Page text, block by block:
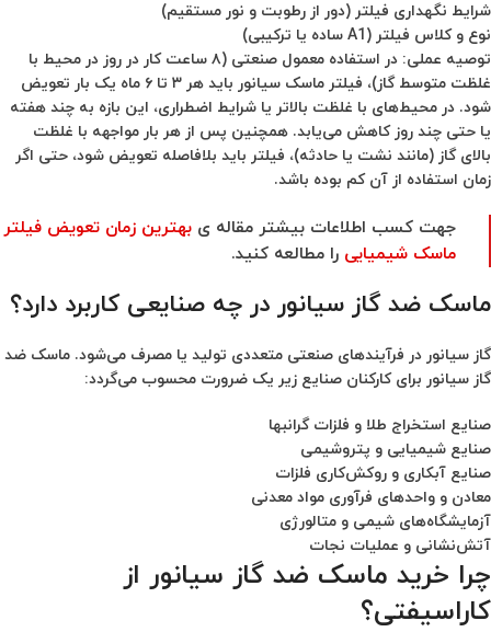
شرایط نگهداری فیلتر (دور از رطوبت و نور مستقیم)
نوع و کلاس فیلتر (A1 ساده یا ترکیبی)
توصیه عملی:
در استفاده معمول صنعتی (۸ ساعت کار در روز در محیط با
غلظت متوسط گاز)، فیلتر ماسک سیانور باید هر ۳ تا ۶ ماه یک بار تعویض
شود. در محیط‌های با غلظت بالاتر یا شرایط اضطراری، این بازه به چند هفته
یا حتی چند روز کاهش می‌یابد. همچنین پس از هر بار مواجهه با غلظت
بالای گاز (مانند نشت یا حادثه)، فیلتر باید بلافاصله تعویض شود، حتی اگر
زمان استفاده از آن کم بوده باشد.
جهت کسب اطلاعات بیشتر مقاله ی بهترین زمان تعویض فیلتر
ماسک شیمیایی را مطالعه کنید.
ماسک ضد گاز سیانور در چه صنایعی کاربرد دارد؟
گاز سیانور در فرآیندهای صنعتی متعددی تولید یا مصرف می‌شود. ماسک ضد
گاز سیانور برای کارکنان صنایع زیر یک ضرورت محسوب می‌گردد:
صنایع استخراج طلا و فلزات گرانبها
صنایع شیمیایی و پتروشیمی
صنایع آبکاری و روکش‌کاری فلزات
معادن و واحدهای فرآوری مواد معدنی
آزمایشگاه‌های شیمی و متالورژی
آتش‌نشانی و عملیات نجات
چرا خرید ماسک ضد گاز سیانور از
کاراسیفتی؟